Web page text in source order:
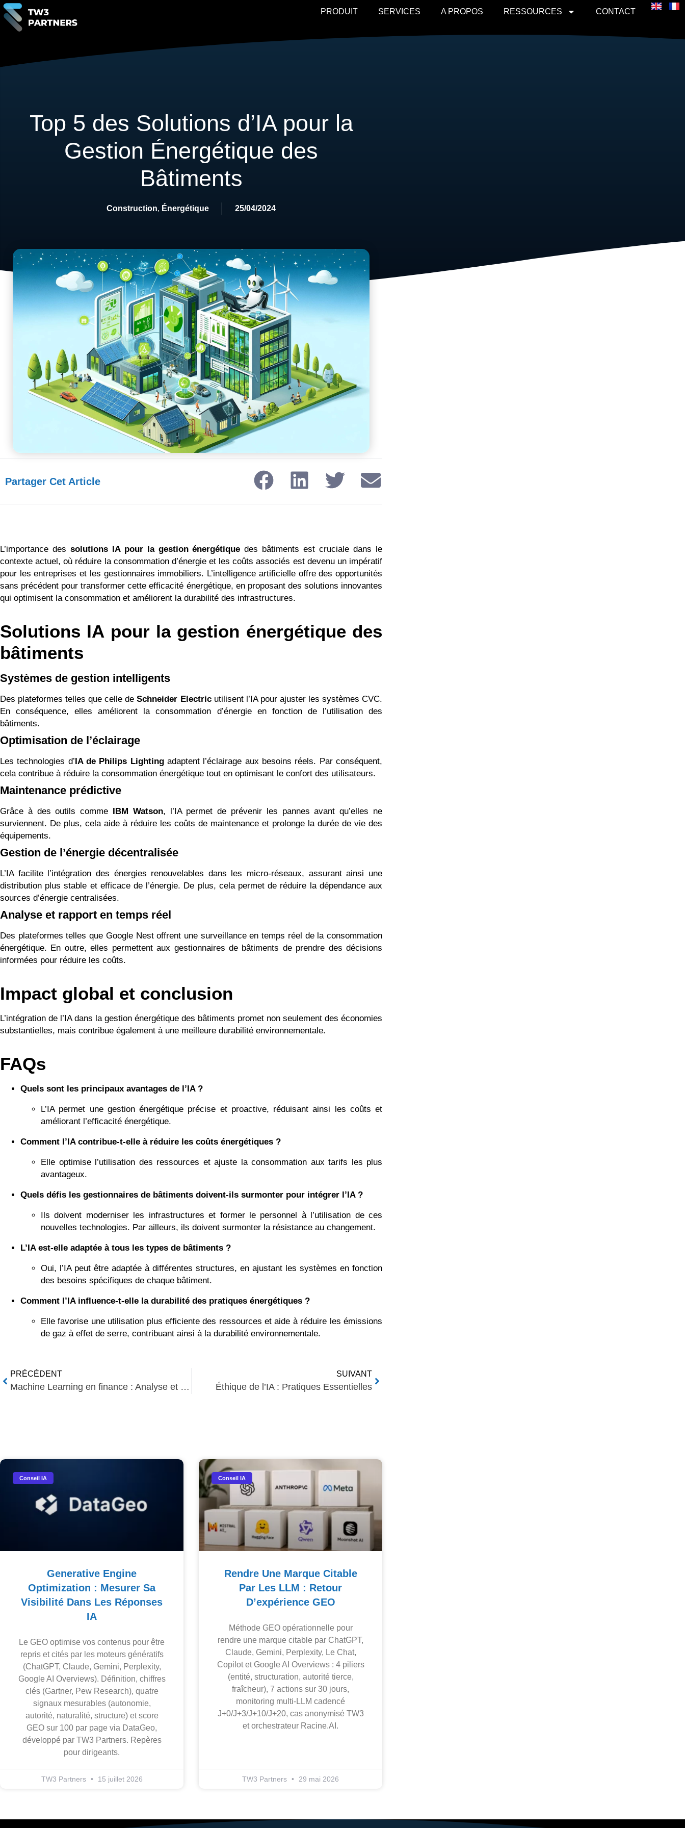
PRODUIT SERVICES A PROPOS RESSOURCES CONTACT
Top 5 des Solutions d’IA pour la
Gestion Énergétique des
Bâtiments
Construction, Énergétique 25/04/2024
Partager Cet Article​
L’importance des solutions IA pour la gestion énergétiquedes bâtiments est cruciale dans le
contexte actuel, où réduire la consommation d’énergie et les coûts associés est devenu un impératif
pour les entreprises et les gestionnaires immobiliers. L’intelligence artificielle offre des opportunités
sans précédent pour transformer cette efficacité énergétique, en proposant des solutions innovantes
qui optimisent la consommation et améliorent la durabilité des infrastructures.
Solutions IA pour la gestion énergétique des
bâtiments
Systèmes de gestion intelligents
Des plateformes telles que celle deSchneider Electricutilisent l’IA pour ajuster les systèmes CVC.
En conséquence, elles améliorent la consommation d’énergie en fonction de l’utilisation des
bâtiments.
Optimisation de l’éclairage
Les technologies d’ IA de Philips Lightingadaptent l’éclairage aux besoins réels. Par conséquent,
cela contribue à réduire la consommation énergétique tout en optimisant le confort des utilisateurs.
Maintenance prédictive
Grâce à des outils comme IBM Watson, l’IA permet de prévenir les pannes avant qu’elles ne
surviennent. De plus, cela aide à réduire les coûts de maintenance et prolonge la durée de vie des
équipements.
Gestion de l’énergie décentralisée
L’IA facilite l’intégration des énergies renouvelables dans les micro-réseaux, assurant ainsi une
distribution plus stable et efficace de l’énergie. De plus, cela permet de réduire la dépendance aux
sources d’énergie centralisées.
Analyse et rapport en temps réel
Des plateformes telles que Google Nest offrent une surveillance en temps réel de la consommation
énergétique. En outre, elles permettent aux gestionnaires de bâtiments de prendre des décisions
informées pour réduire les coûts.
Impact global et conclusion
L’intégration de l’IA dans la gestion énergétique des bâtiments promet non seulement des économies
substantielles, mais contribue également à une meilleure durabilité environnementale.
FAQs
Quels sont les principaux avantages de l’IA ?
L’IA permet une gestion énergétique précise et proactive, réduisant ainsi les coûts et
améliorant l’efficacité énergétique.
Comment l’IA contribue-t-elle à réduire les coûts énergétiques ?
Elle optimise l’utilisation des ressources et ajuste la consommation aux tarifs les plus
avantageux.
Quels défis les gestionnaires de bâtiments doivent-ils surmonter pour intégrer l’IA ?
Ils doivent moderniser les infrastructures et former le personnel à l’utilisation de ces
nouvelles technologies. Par ailleurs, ils doivent surmonter la résistance au changement.
L’IA est-elle adaptée à tous les types de bâtiments ?
Oui, l’IA peut être adaptée à différentes structures, en ajustant les systèmes en fonction
des besoins spécifiques de chaque bâtiment.
Comment l’IA influence-t-elle la durabilité des pratiques énergétiques ?
Elle favorise une utilisation plus efficiente des ressources et aide à réduire les émissions
de gaz à effet de serre, contribuant ainsi à la durabilité environnementale.
PRÉCÉDENT
Machine Learning en finance : Analyse et prévision optimisées
SUIVANT
Éthique de l’IA : Pratiques Essentielles
Conseil IA
Generative Engine
Optimization : Mesurer Sa
Visibilité Dans Les Réponses
IA
Le GEO optimise vos contenus pour être
repris et cités par les moteurs génératifs
(ChatGPT, Claude, Gemini, Perplexity,
Google AI Overviews). Définition, chiffres
clés (Gartner, Pew Research), quatre
signaux mesurables (autonomie,
autorité, naturalité, structure) et score
GEO sur 100 par page via DataGeo,
développé par TW3 Partners. Repères
pour dirigeants.
TW3 Partners 15 juillet 2026
Conseil IA
Rendre Une Marque Citable
Par Les LLM : Retour
D’expérience GEO
Méthode GEO opérationnelle pour
rendre une marque citable par ChatGPT,
Claude, Gemini, Perplexity, Le Chat,
Copilot et Google AI Overviews : 4 piliers
(entité, structuration, autorité tierce,
fraîcheur), 7 actions sur 30 jours,
monitoring multi-LLM cadencé
J+0/J+3/J+10/J+20, cas anonymisé TW3
et orchestrateur Racine.AI.
TW3 Partners 29 mai 2026